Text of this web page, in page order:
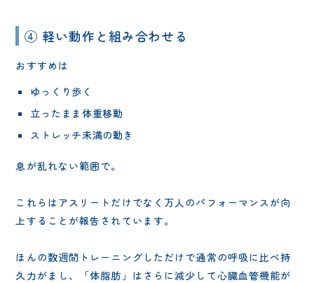
④ 軽い動作と組み合わせる
おすすめは
ゆっくり歩く
立ったまま体重移動
ストレッチ未満の動き
息が乱れない範囲で。
これらはアスリートだけでなく万人のパフォーマンスが向
上することが報告されています。
ほんの数週間トレーニングしただけで通常の呼吸に比べ持
久力がまし、「体脂肪」はさらに減少して心臓血管機能が